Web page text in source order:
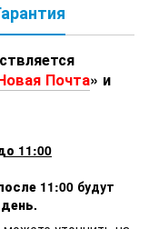
Почта» и
11:00
11:00 будут